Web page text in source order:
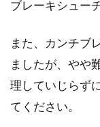
ブレーキシュー
また、カンチブ
ましたが、やや
理していじらず
てください。